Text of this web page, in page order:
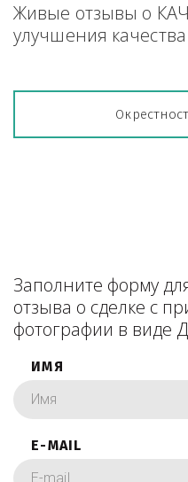
Живые отзывы о
улучшения
Заполните форму
отзыва о сделке с
фотографии в виде
ИМЯ
E-MAIL